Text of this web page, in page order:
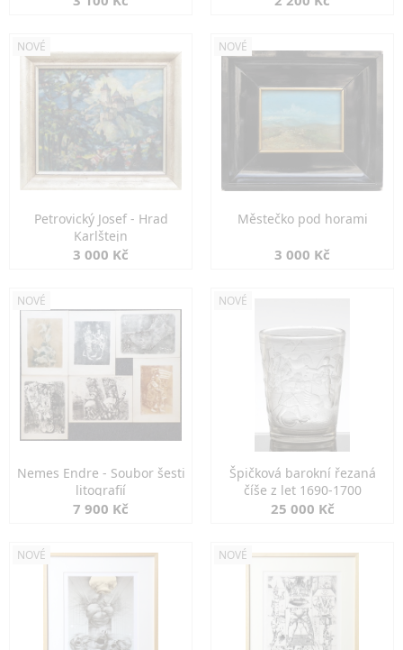
NOVÉ
Petrovický Josef - Hrad
Karlštejn
3 000 Kč
NOVÉ
Městečko pod horami
3 000 Kč
NOVÉ
Nemes Endre - Soubor šesti
litografií
7 900 Kč
NOVÉ
Špičková barokní řezaná
číše z let 1690-1700
25 000 Kč
NOVÉ NOVÉ